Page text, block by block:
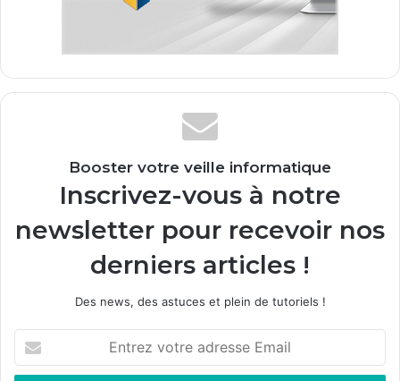
Booster votre veille informatique
Inscrivez-vous à notre
newsletter pour recevoir nos
derniers articles !
Des news, des astuces et plein de tutoriels !
t